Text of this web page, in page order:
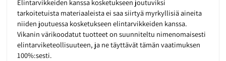
Elintarvikkeiden kanssa kosketukseen joutuviksi
tarkoitetuista materiaaleista ei saa siirtyä myrkyllisiä aineita
niiden joutuessa kosketukseen elintarvikkeiden kanssa.
Vikanin värikoodatut tuotteet on suunniteltu nimenomaisesti
elintarviketeollisuuteen, ja ne täyttävät tämän vaatimuksen
100%:sesti.